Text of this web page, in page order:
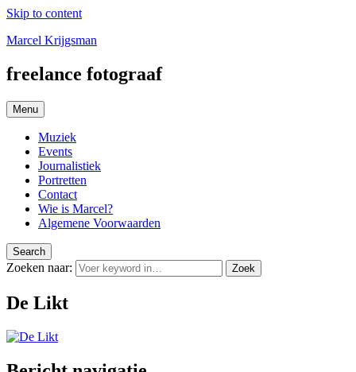
Skip to content
Marcel Krijgsman
freelance fotograaf
Menu
Muziek
Events
Journalistiek
Portretten
Contact
Wie is Marcel?
Algemene Voorwaarden
Search
Zoeken naar: Zoek
De Likt